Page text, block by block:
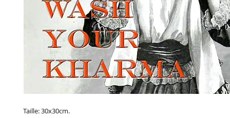
Taille: 30x30cm.